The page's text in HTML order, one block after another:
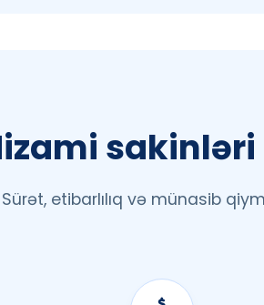
Sürət, etibarlılıq və münasib